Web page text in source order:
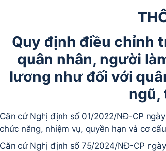
Quy định điều chỉnh
quân nhân, người
lương như đối với
ngũ,
Căn cứ Nghị định số 01/2022/NĐ-CP
chức năng, nhiệm vụ, quyền hạn và cơ
Căn cứ Nghị định số 75/2024/NĐ-CP